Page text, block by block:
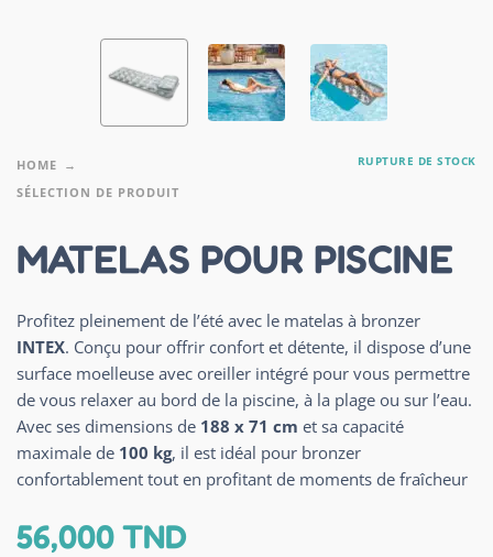
HOME
SÉLECTION DE PRODUIT
RUPTURE DE STOCK
MATELAS POUR PISCINE
Profitez pleinement de l’été avec le matelas à bronzer
INTEX. Conçu pour offrir confort et détente, il dispose d’une
surface moelleuse avec oreiller intégré pour vous permettre
de vous relaxer au bord de la piscine, à la plage ou sur l’eau.
Avec ses dimensions de 188 x 71 cm et sa capacité
maximale de 100 kg, il est idéal pour bronzer
confortablement tout en profitant de moments de fraîcheur
56,000TND